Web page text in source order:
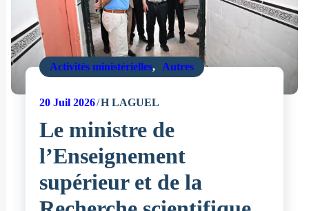
Activités ministérielles, Autres
20Juil 2026 H LAGUEL
Le ministre de
l’Enseignement
supérieur et de la